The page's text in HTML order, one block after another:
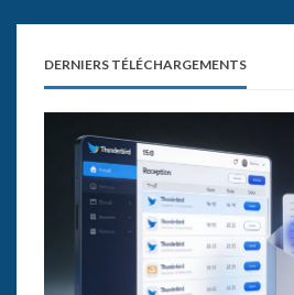
DERNIERS TÉLÉCHARGEMENTS